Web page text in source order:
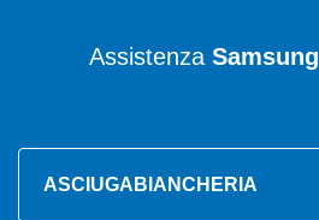
Assistenza Samsung
ASCIUGABIANCHERIA